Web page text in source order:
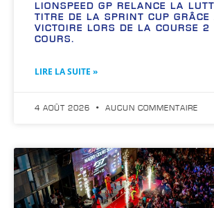
LIONSPEED GP RELANCE LA
TITRE DE LA SPRINT CUP GRÂCE
VICTOIRE LORS DE LA COURSE
COURS.
LIRE LA SUITE »
4 AOÛT 2026 AUCUN COMMENTAIRE